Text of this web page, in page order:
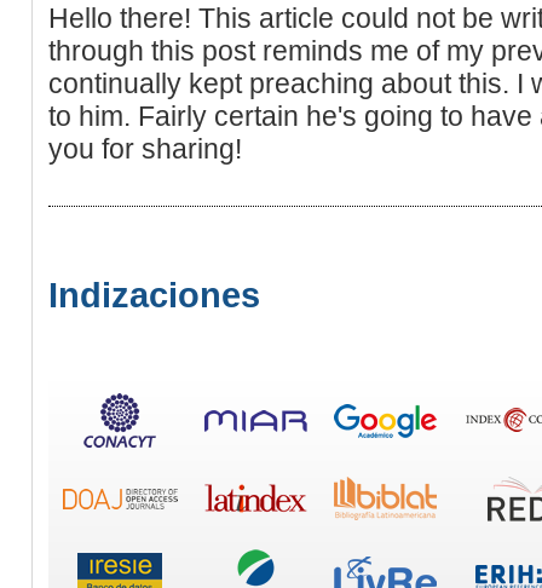
Hello there! This article could not be
through this post reminds me of my
continually kept preaching about this. I
to him. Fairly certain he's going to
you for sharing!
Indizaciones